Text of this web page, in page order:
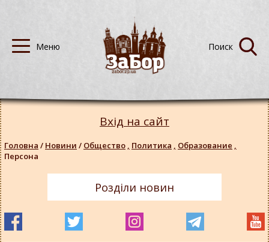
Вхід на сайт
Головна / Новини / Общество , Политика , Образование ,
Персона
Розділи новин